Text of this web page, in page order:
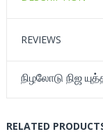
REVIEWS
நிழலோடு நிஜ
RELATED